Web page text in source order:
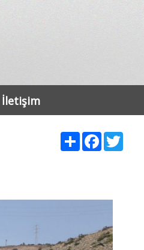
İletişim
ShareFacebookTwitter